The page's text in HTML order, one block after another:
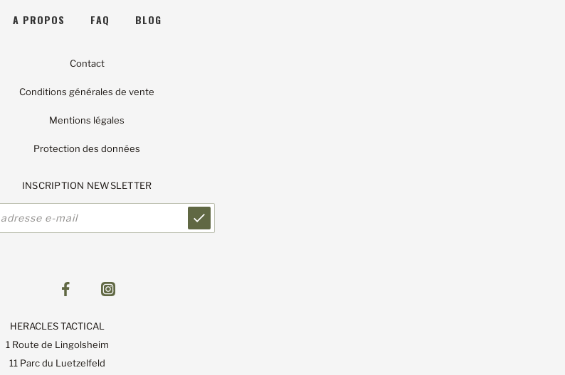
A PROPOS FAQ BLOG
Contact
Conditions générales de vente
Mentions légales
Protection des données
INSCRIPTION NEWSLETTER
HERACLES TACTICAL
1 Route de Lingolsheim
11 Parc du Luetzelfeld